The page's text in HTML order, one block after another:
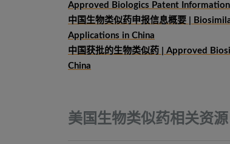
Approved Biologics Patent Information
中国生物类似药申报信息概要 |
Applications in China
中国获批的生物类似药 | Approved
China
美国生物类似药相关资源